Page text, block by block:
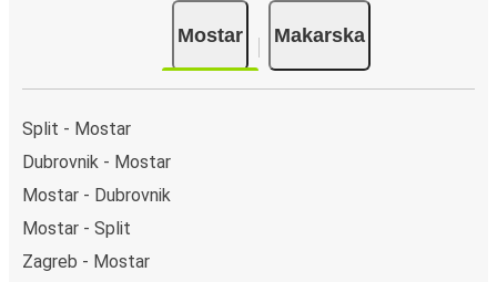
Mostar Makarska
Split - Mostar
Dubrovnik - Mostar
Mostar - Dubrovnik
Mostar - Split
Zagreb - Mostar